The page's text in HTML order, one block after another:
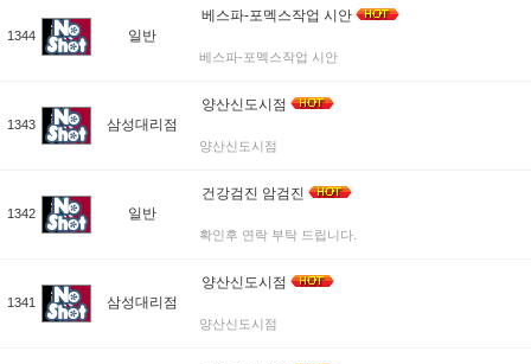
1344 일반
베스파-포멕스작업 시안
베스파-포멕스작업 시안
1343 삼성대리점
양산신도시점
양산신도시점
1342 일반
건강검진 암검진
확인후 연락 부탁 드립니다.
1341 삼성대리점
양산신도시점
양산신도시점